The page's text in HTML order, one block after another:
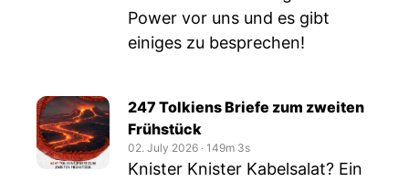
Power vor uns und es gibt
einiges zu besprechen!
247 Tolkiens Briefe zum zweiten
Frühstück
02. July 2026 ‧ 149m 3s
Knister Knister Kabelsalat? Ein